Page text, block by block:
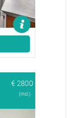
€ 2800
(Incl.)